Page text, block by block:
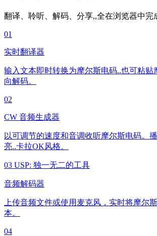
翻译、聆听、解码、分享,,全在浏览器中完
01
实时翻译器
输入文本即时转换为摩尔斯电码..也可粘贴
向解码。
02
CW 音频生成器
以可调节的速度和音调收听摩尔斯电码。
亮..卡拉OK风格。
03 USP: 独一无二的工具
音频解码器
上传音频文件或使用麦克风，实时将摩尔
本。
04